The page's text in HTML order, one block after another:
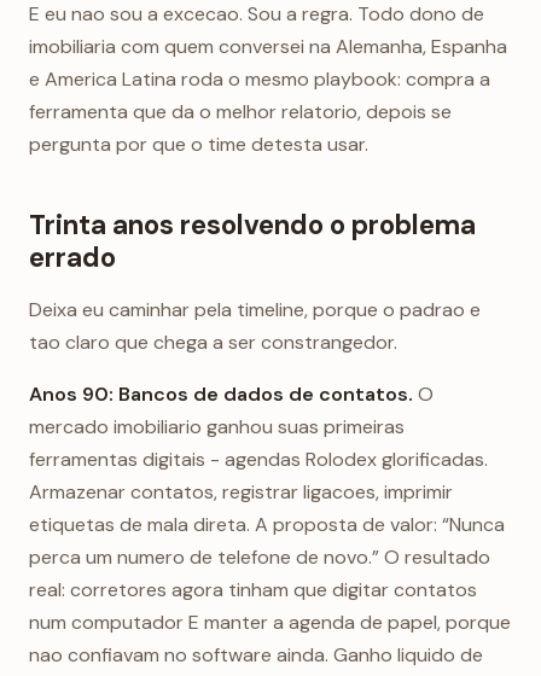
E eu nao sou a excecao. Sou a regra. Todo dono de
imobiliaria com quem conversei na Alemanha, Espanha
e America Latina roda o mesmo playbook: compra a
ferramenta que da o melhor relatorio, depois se
pergunta por que o time detesta usar.
Trinta anos resolvendo o problema
errado
Deixa eu caminhar pela timeline, porque o padrao e
tao claro que chega a ser constrangedor.
Anos 90: Bancos de dados de contatos. O
mercado imobiliario ganhou suas primeiras
ferramentas digitais - agendas Rolodex glorificadas.
Armazenar contatos, registrar ligacoes, imprimir
etiquetas de mala direta. A proposta de valor: “Nunca
perca um numero de telefone de novo.” O resultado
real: corretores agora tinham que digitar contatos
num computador E manter a agenda de papel, porque
nao confiavam no software ainda. Ganho liquido de